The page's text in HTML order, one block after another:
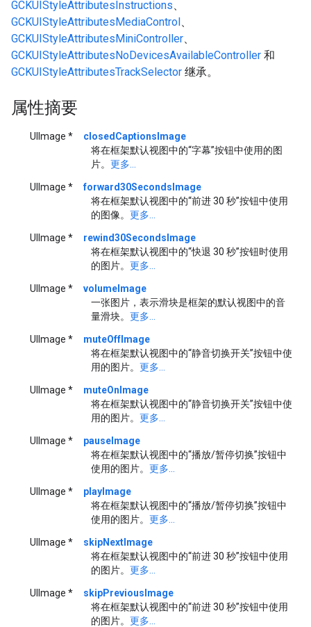
GCKUIStyleAttributesInstructions
GCKUIStyleAttributesMediaControl
GCKUIStyleAttributesMiniController
GCKUIStyleAttributesNoDevicesAvailableController 和
GCKUIStyleAttributesTrackSelector 继承。
属性摘要
UIImage *
closedCaptionsImage
将在框架默认视图中的“字幕”按钮中使用的图
片。 更多...
UIImage *
forward30SecondsImage
将在框架默认视图中的“前进 30 秒”按钮中使用
的图像。 更多...
UIImage *
rewind30SecondsImage
将在框架默认视图中的“快退 30 秒”按钮时使用
的图片。 更多...
UIImage *
volumeImage
一张图片，表示滑块是框架的默认视图中的音
量滑块。 更多...
UIImage *
muteOffImage
将在框架默认视图中的“静音切换开关”按钮中使
用的图片。 更多...
UIImage *
muteOnImage
将在框架默认视图中的“静音切换开关”按钮中使
用的图片。 更多...
UIImage *
pauseImage
将在框架默认视图中的“播放/暂停切换”按钮中
使用的图片。 更多...
UIImage *
playImage
将在框架默认视图中的“播放/暂停切换”按钮中
使用的图片。 更多...
UIImage *
skipNextImage
将在框架默认视图中的“前进 30 秒”按钮中使用
的图片。 更多...
UIImage *
skipPreviousImage
将在框架默认视图中的“前进 30 秒”按钮中使用
的图片。 更多...